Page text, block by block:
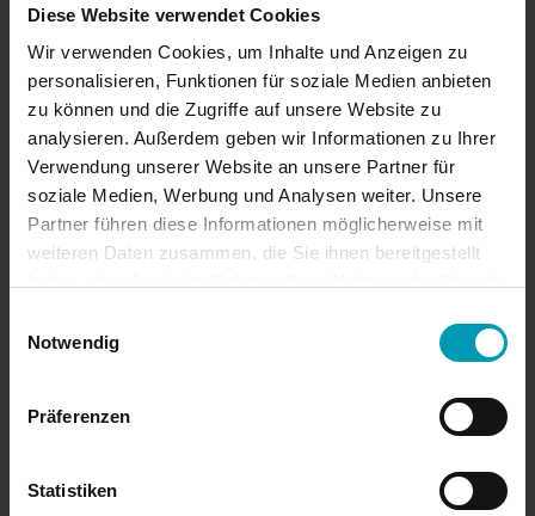
Diese Website verwendet Cookies
Wir verwenden Cookies, um Inhalte und Anzeigen zu
personalisieren, Funktionen für soziale Medien anbieten
zu können und die Zugriffe auf unsere Website zu
analysieren. Außerdem geben wir Informationen zu Ihrer
Verwendung unserer Website an unsere Partner für
soziale Medien, Werbung und Analysen weiter. Unsere
Partner führen diese Informationen möglicherweise mit
weiteren Daten zusammen, die Sie ihnen bereitgestellt
Notwendig
Präferenzen
Statistiken
August 2024
Juli 2024
Juni 2024
April 2024
Oktober 2023